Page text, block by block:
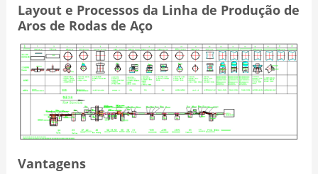
Layout e Processos da Linha de Produção de
Aros de Rodas de Aço
Vantagens